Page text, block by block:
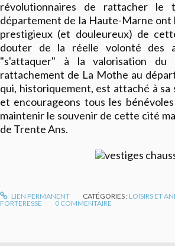
révolutionnaires de rattacher
département de la Haute-Marne
prestigieux (et douleureux) de
douter de la réelle volonté des
"s'attaquer" à la valorisation
rattachement de La Mothe au
qui, historiquement, est attaché à
et encourageons tous les
maintenir le souvenir de cette cité
de Trente Ans.
LIEN PERMANENT CATÉGORIES : LOISIRS ET
FORTERESSE
0 COMMENTAIRE